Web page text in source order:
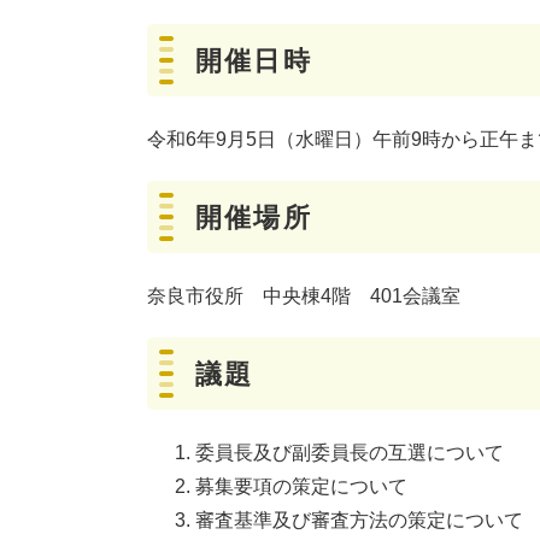
開催日時
令和6年9月5日（水曜日）午前9時から正午
開催場所
奈良市役所 中央棟4階 401会議室
議題
委員長及び副委員長の互選について
募集要項の策定について
審査基準及び審査方法の策定について